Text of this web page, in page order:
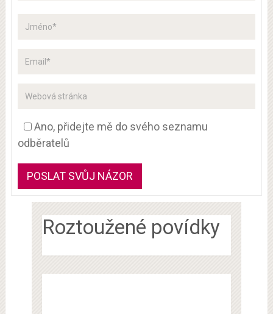
Ano, přidejte mě do svého seznamu
odběratelů
Roztoužené povídky